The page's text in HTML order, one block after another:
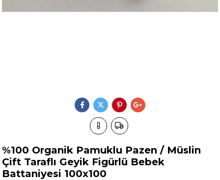
%100 Organik Pamuklu Pazen / Müslin
Çift Taraflı Geyik Figürlü Bebek
Battaniyesi 100x100